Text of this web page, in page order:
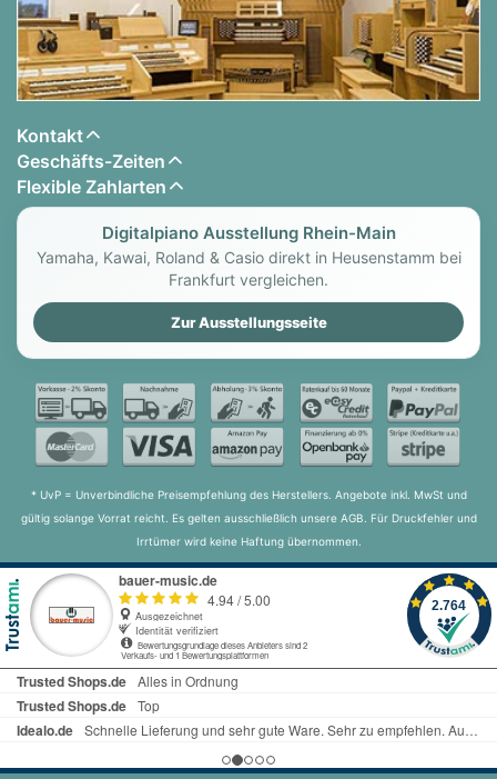
Kontakt
Geschäfts-Zeiten
Flexible Zahlarten
Digitalpiano Ausstellung Rhein-Main
Yamaha, Kawai, Roland & Casio direkt in Heusenstamm bei
Frankfurt vergleichen.
Zur Ausstellungsseite
* UvP = Unverbindliche Preisempfehlung des Herstellers. Angebote inkl. MwSt und
gültig solange Vorrat reicht. Es gelten ausschließlich unsere AGB. Für Druckfehler und
Irrtümer wird keine Haftung übernommen.